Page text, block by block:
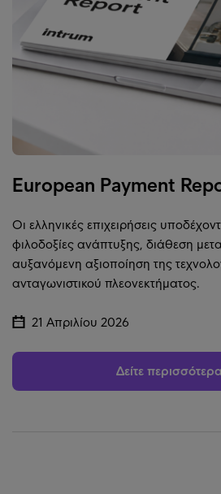
European Payment
Οι ελληνικές επιχειρήσεις
φιλοδοξίες ανάπτυξης, διάθεση
αυξανόμενη αξιοποίηση της
ανταγωνιστικού πλεονεκτήματος.
21 Απριλίου 2026
Δείτε